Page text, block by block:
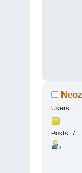
Users
Posts: 7